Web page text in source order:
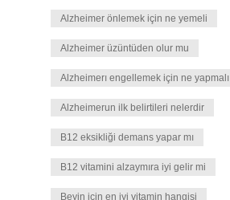
Alzheimer önlemek için ne yemeli
Alzheimer üzüntüden olur mu
Alzheimerı engellemek için ne yapmalı
Alzheimerun ilk belirtileri nelerdir
B12 eksikliği demans yapar mı
B12 vitamini alzaymıra iyi gelir mi
Beyin için en iyi vitamin hangisi